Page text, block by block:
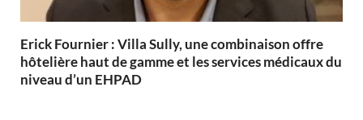
Erick Fournier : Villa Sully, une combinaison offre
hôtelière haut de gamme et les services médicaux du
niveau d’un EHPAD